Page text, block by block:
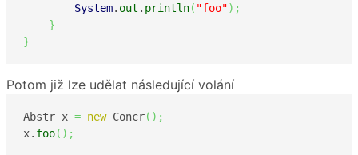
System. out . println( "foo") ;
}
}
Potom již lze udělat následující volání
Abstr x = new Concr( ) ;
x. foo( ) ;